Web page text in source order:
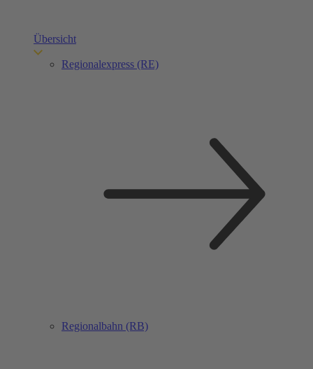
Übersicht
Regionalexpress (RE)
Regionalbahn (RB)